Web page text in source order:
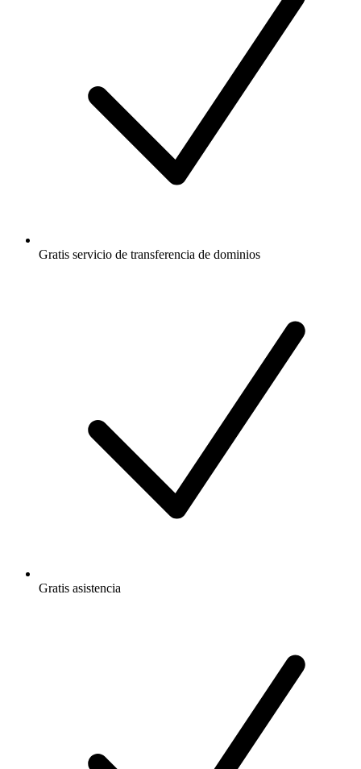
Gratis servicio de transferencia de dominios
Gratis asistencia